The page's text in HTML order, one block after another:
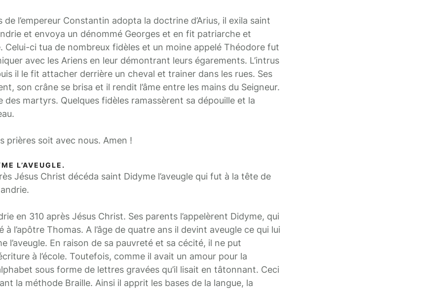
l’empereur Constantin adopta la doctrine d’Arius, il exila saint
et envoya un dénommé Georges et en fit patriarche et
Celui-ci tua de nombreux fidèles et un moine appelé Théodore fut
avec les Ariens en leur démontrant leurs égarements. L’intrus
il le fit attacher derrière un cheval et trainer dans les rues. Ses
son crâne se brisa et il rendit l’âme entre les mains du Seigneur.
martyrs. Quelques fidèles ramassèrent sa dépouille et la
prières soit avec nous. Amen !
L’AVEUGLE.
Jésus Christ décéda saint Didyme l’aveugle qui fut à la tête de
en 310 après Jésus Christ. Ses parents l’appelèrent Didyme, qui
l’apôtre Thomas. A l’âge de quatre ans il devint aveugle ce qui lui
l’aveugle. En raison de sa pauvreté et sa cécité, il ne put
à l’école. Toutefois, comme il avait un amour pour la
sous forme de lettres gravées qu’il lisait en tâtonnant. Ceci
la méthode Braille. Ainsi il apprit les bases de la langue, la